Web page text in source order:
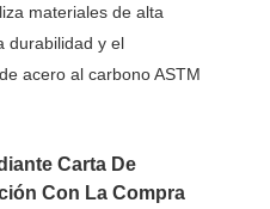
materiales de alta
durabilidad y el
acero al carbono ASTM
Carta De
Con La Compra